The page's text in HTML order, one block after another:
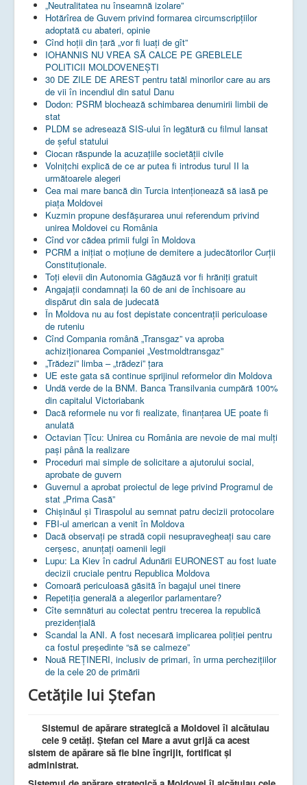
„Neutralitatea nu înseamnă izolare”
Hotărîrea de Guvern privind formarea circumscripțiilor
adoptată cu abateri, opinie
Cînd hoții din țară „vor fi luați de gît”
IOHANNIS NU VREA SĂ CALCE PE GREBLELE
POLITICII MOLDOVENEȘTI
30 DE ZILE DE AREST pentru tatăl minorilor care au ars
de vii în incendiul din satul Danu
Dodon: PSRM blochează schimbarea denumirii limbii de
stat
PLDM se adresează SIS-ului în legătură cu filmul lansat
de șeful statului
Ciocan răspunde la acuzațiile societății civile
Volnițchi explică de ce ar putea fi introdus turul II la
următoarele alegeri
Cea mai mare bancă din Turcia intenționează să iasă pe
piața Moldovei
Kuzmin propune desfășurarea unui referendum privind
unirea Moldovei cu România
Cînd vor cădea primii fulgi în Moldova
PCRM a iniţiat o moţiune de demitere a judecătorilor Curţii
Constituţionale.
Toţi elevii din Autonomia Găgăuză vor fi hrăniţi gratuit
Angajații condamnați la 60 de ani de închisoare au
dispărut din sala de judecată
În Moldova nu au fost depistate concentrații periculoase
de ruteniu
Cînd Compania română „Transgaz” va aproba
achiziționarea Companiei „Vestmoldtransgaz”
„Trădezi” limba – „trădezi” țara
UE este gata să continue sprijinul reformelor din Moldova
Undă verde de la BNM. Banca Transilvania cumpără 100%
din capitalul Victoriabank
Dacă reformele nu vor fi realizate, finanţarea UE poate fi
anulată
Octavian Țîcu: Unirea cu România are nevoie de mai mulți
pași până la realizare
Proceduri mai simple de solicitare a ajutorului social,
aprobate de guvern
Guvernul a aprobat proiectul de lege privind Programul de
stat „Prima Casă”
Chișinăul și Tiraspolul au semnat patru decizii protocolare
FBI-ul american a venit în Moldova
Dacă observați pe stradă copii nesupravegheați sau care
cerșesc, anunțați oamenii legii
Lupu: La Kiev în cadrul Adunării EURONEST au fost luate
decizii cruciale pentru Republica Moldova
Comoară periculoasă găsită în bagajul unei tinere
Repetiția generală a alegerilor parlamentare?
Cîte semnături au colectat pentru trecerea la republică
prezidențială
Scandal la ANI. A fost necesară implicarea poliției pentru
ca fostul președinte “să se calmeze”
Nouă REȚINERI, inclusiv de primari, în urma perchezițiilor
de la cele 20 de primării
Cetățile lui Ștefan
Sistemul de apărare strategică a Moldovei îl alcătuiau
cele 9 cetăţi. Ştefan cel Mare a avut grijă ca acest
sistem de apărare să fie bine îngrijit, fortificat şi
administrat.